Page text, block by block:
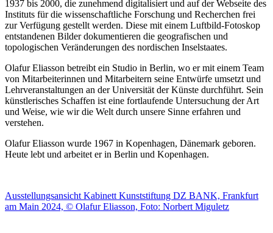
1937 bis 2000, die zunehmend digitalisiert und auf der Webseite des
Instituts für die wissenschaftliche Forschung und Recherchen frei
zur Verfügung gestellt werden. Diese mit einem Luftbild-Fotoskop
entstandenen Bilder dokumentieren die geografischen und
topologischen Veränderungen des nordischen Inselstaates.
Olafur Eliasson betreibt ein Studio in Berlin, wo er mit einem Team
von Mitarbeiterinnen und Mitarbeitern seine Entwürfe umsetzt und
Lehrveranstaltungen an der Universität der Künste durchführt. Sein
künstlerisches Schaffen ist eine fortlaufende Untersuchung der Art
und Weise, wie wir die Welt durch unsere Sinne erfahren und
verstehen.
Olafur Eliasson wurde 1967 in Kopenhagen, Dänemark geboren.
Heute lebt und arbeitet er in Berlin und Kopenhagen.
Ausstellungsansicht Kabinett Kunststiftung DZ BANK, Frankfurt
am Main 2024, © Olafur Eliasson, Foto: Norbert Miguletz